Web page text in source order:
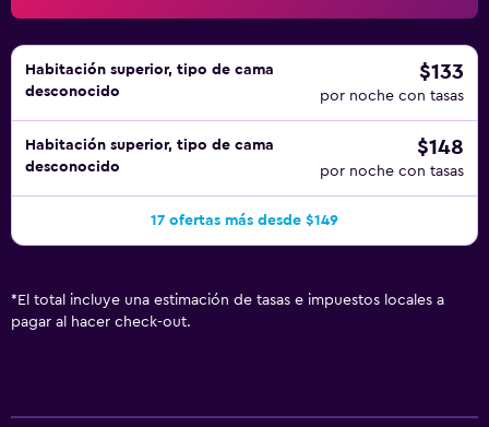
gimnasio y piscina al aire libre de temporada.
Habitación superior, tipo de cama
desconocido
$133
por noche con tasas
Habitación superior, tipo de cama
desconocido
$148
por noche con tasas
17 ofertas más desde $149
* El total incluye una estimación de tasas e impuestos locales a
pagar al hacer check-out.